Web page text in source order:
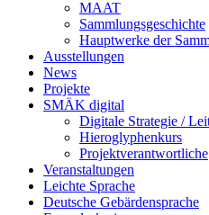
MAAT
Sammlungsgeschichte
Hauptwerke der
Ausstellungen
News
Projekte
SMÄK digital
Digitale Strategie /
Hieroglyphenkurs
Projektverantwortliche
Veranstaltungen
Leichte Sprache
Deutsche Gebärdensprache